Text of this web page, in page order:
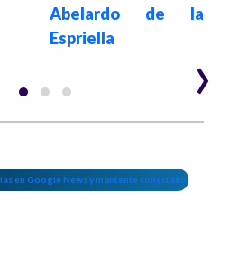
Abelardo de la
Espriella
›
en Google News y mantente conectado